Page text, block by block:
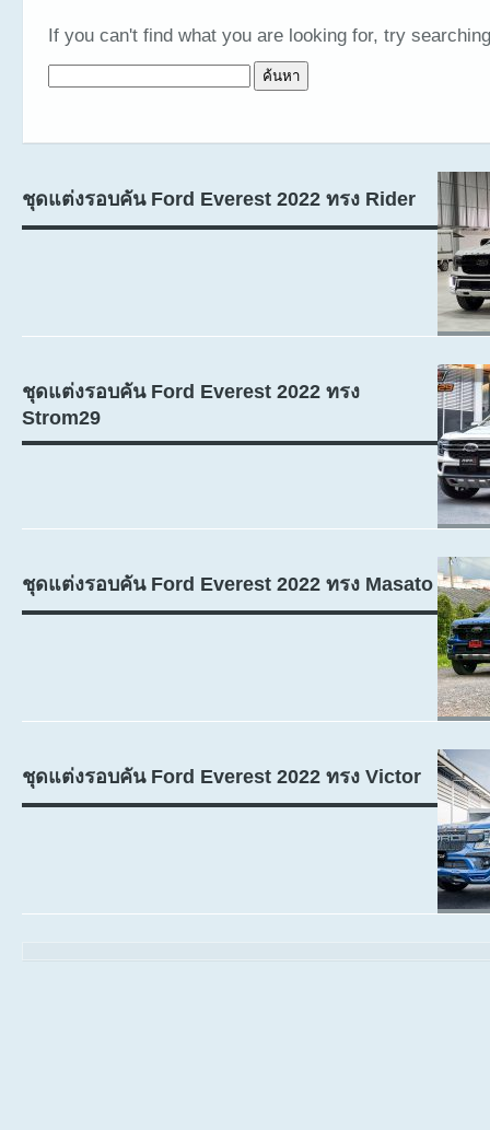
If you can't find what you are looking for, try
ชุดแต่งรอบคัน Ford Everest 2022 ทรง Rider
ชุดแต่งรอบคัน Ford Everest 2022 ทรง
Strom29
ชุดแต่งรอบคัน Ford Everest 2022 ทรง Masato
ชุดแต่งรอบคัน Ford Everest 2022 ทรง Victor